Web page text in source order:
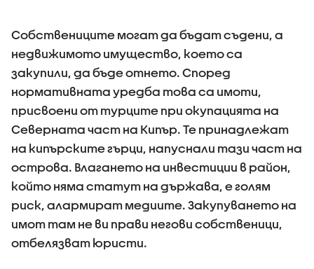
Собствениците могат да бъдат съдени, а
недвижимото имущество, което са
закупили, да бъде отнето. Според
нормативната уредба това са имоти,
присвоени от турците при окупацията на
Северната част на Кипър. Те принадлежат
на кипърските гърци, напуснали тази част на
острова. Влагането на инвестиции в район,
който няма статут на държава, е голям
риск, алармират медиите. Закупуването на
имот там не ви прави негови собственици,
отбелязват юристи.